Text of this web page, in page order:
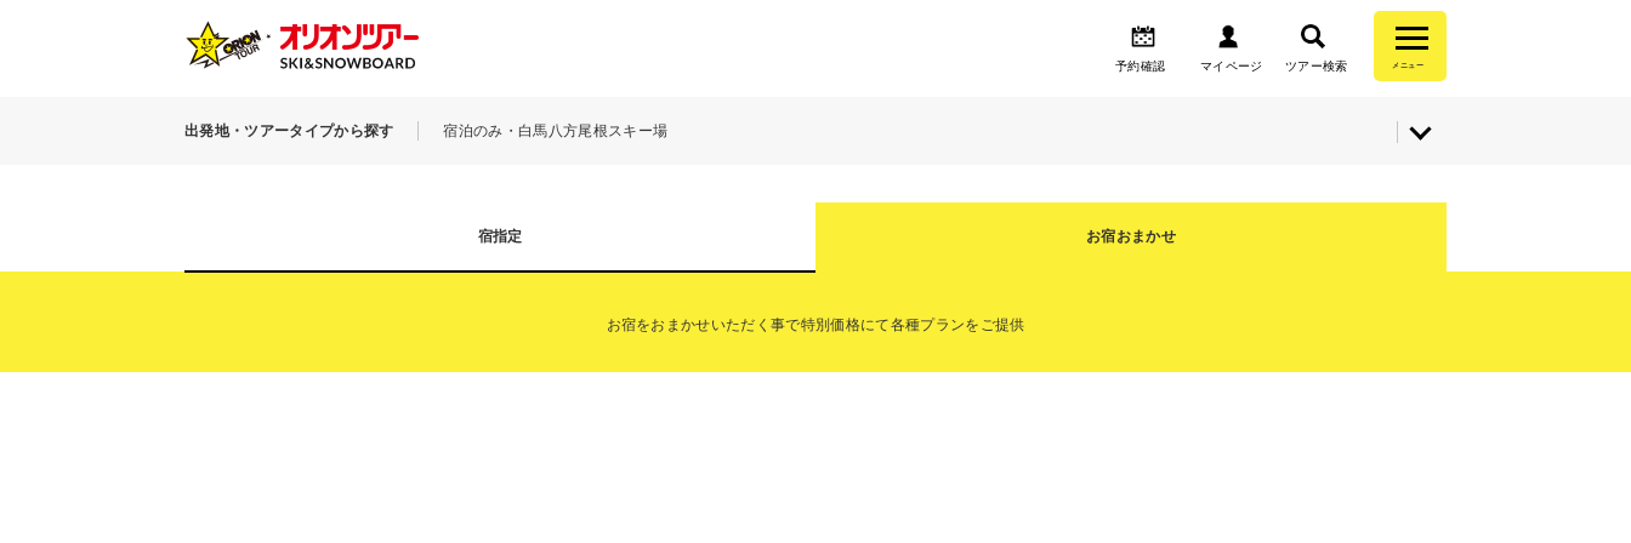
予約確認 マイページ ツアー検索 メニュー
出発地・ツアータイプから探す 宿泊のみ・白馬八方尾根スキー場
宿指定 お宿おまかせ
お宿をおまかせいただく事で特別価格にて各種プランをご提供